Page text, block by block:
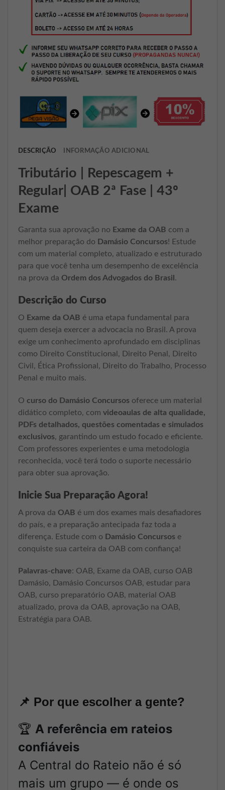
DESCRIÇÃO INFORMAÇÃO ADICIONAL
Tributário | Repescagem +
Regular| OAB 2ª Fase | 43º
Exame
Garanta sua aprovação no Exame da OAB com a
melhor preparação do Damásio Concursos! Estude
com um material completo, atualizado e estruturado
para que você tenha um desempenho de excelência
na prova da Ordem dos Advogados do Brasil .
Descrição do Curso
O Exame da OAB é uma etapa fundamental para
quem deseja exercer a advocacia no Brasil. A prova
exige um conhecimento aprofundado em disciplinas
como Direito Constitucional, Direito Penal, Direito
Civil, Ética Profissional, Direito do Trabalho, Processo
Penal e muito mais.
O curso do Damásio Concursos oferece um material
didático completo, com videoaulas de alta qualidade,
PDFs detalhados, questões comentadas e simulados
exclusivos, garantindo um estudo focado e eficiente.
Com professores experientes e uma metodologia
reconhecida, você terá todo o suporte necessário
para obter sua aprovação.
Inicie Sua Preparação Agora!
A prova da OAB é um dos exames mais desafiadores
do país, e a preparação antecipada faz toda a
diferença. Estude com o Damásio Concursos e
conquiste sua carteira da OAB com confiança!
Palavras-chave: OAB, Exame da OAB, curso OAB
Damásio, Damásio Concursos OAB, estudar para
OAB, curso preparatório OAB, material OAB
atualizado, prova da OAB, aprovação na OAB,
Estratégia para OAB.
📌 Por que escolher a gente?
🏆 A referência em rateios
confiáveis
A Central do Rateio não é só
mais um grupo — é onde os